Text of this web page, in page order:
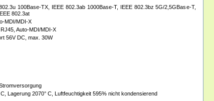
100Base-TX, IEEE 802.3ab 1000Base-T, IEEE 802.3bz 5G/2,5GBase-T,
802.3at
MDI/MDI-X
Auto-MDI/MDI-X
56V DC, max. 30W
Lagerung 2070° C, Luftfeuchtigkeit 595% nicht kondensierend